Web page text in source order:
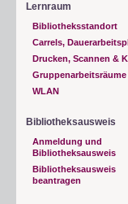
Lernraum
Bibliotheksstandort
Carrels,
Drucken, Scannen &
Gruppenarbeitsräume
WLAN
Bibliotheksausweis
Anmeldung und
Bibliotheksausweis
Bibliotheksausweis
beantragen